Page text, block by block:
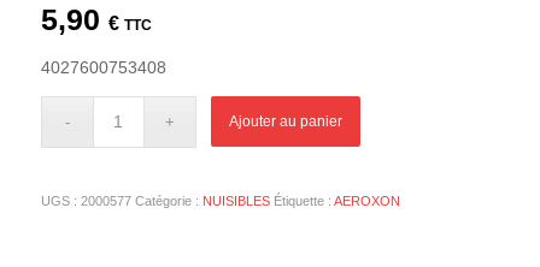
5,90 € TTC
4027600753408
Ajouter au panier
UGS : 2000577 Catégorie : NUISIBLES Étiquette : AEROXON